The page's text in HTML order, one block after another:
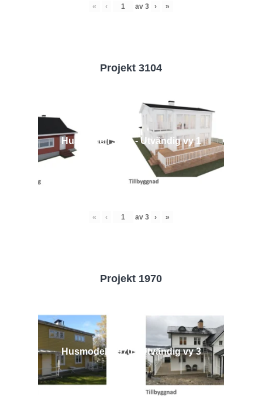
« ‹ av 3 › »
Projekt 3104
Husmodell 3104 - Utvändig vy 1
« ‹ av 3 › »
Projekt 1970
Husmodell 1970 - Utvändig vy 3